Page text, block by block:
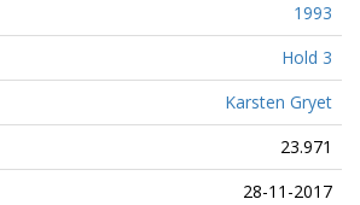
1993
Hold 3
Karsten Gryet
23.971
28-11-2017